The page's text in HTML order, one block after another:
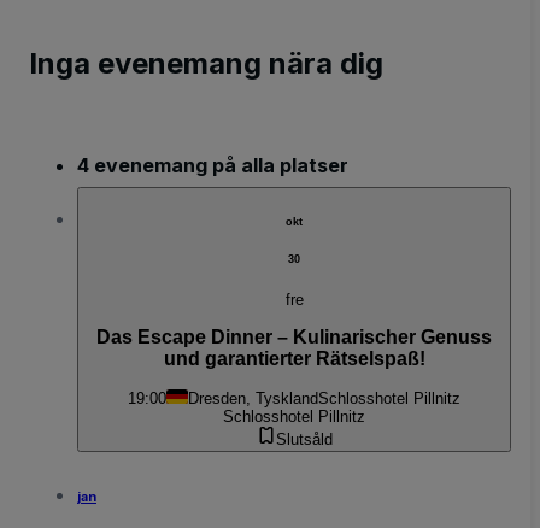
Inga evenemang nära dig
4 evenemang på alla platser
okt
30
fre
Das Escape Dinner – Kulinarischer Genuss
und garantierter Rätselspaß!
19:00 Dresden, TysklandSchlosshotel Pillnitz
Schlosshotel Pillnitz
Slutsåld
jan